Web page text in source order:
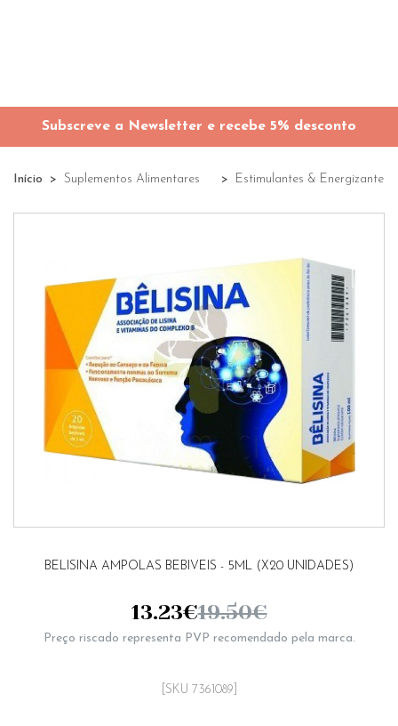
Subscreve a Newsletter e recebe 5% desconto
Início Suplementos Alimentares Estimulantes & Energizantes
BELISINA AMPOLAS BEBIVEIS - 5ML (X20 UNIDADES)
[SKU 7361089]
13.23€19.50€
Preço riscado representa PVP recomendado pela marca.